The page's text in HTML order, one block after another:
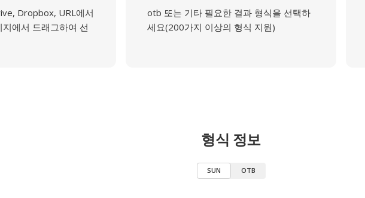
Dropbox, URL에서
에서 드래그하여 선
otb 또는 기타 필요한 결과 형식을 선택하
세요(200가지 이상의 형식 지원)
형식 정보
SUN OTB